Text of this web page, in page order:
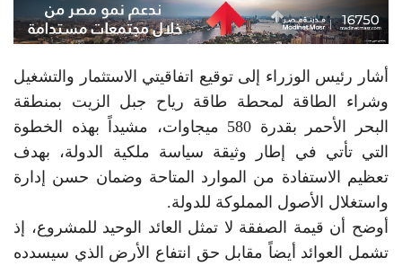
أشار رئيس الوزراء إلى توقيع اتفاقيتي الاستثمار والتشغيل
وشراء الطاقة لمحطة طاقة رياح جبل الزيت بمنطقة
البحر الأحمر بقدرة 580 ميجاوات، مشيداً بهذه الخطوة
التي تأتي في إطار وثيقة سياسة ملكية الدولة، بهدف
تعظيم الاستفادة من الموارد المتاحة وضمان حسن إدارة
واستغلال الأصول المملوكة للدولة.
أوضح أن قيمة الصفقة لا تمثل العائد الوحيد للمشروع، إذ
تشمل العوائد أيضاً مقابل حق انتفاع الأرض الذي سيسدده